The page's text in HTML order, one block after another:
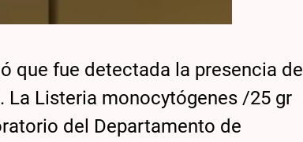
que fue detectada la presencia de
La Listeria monocytógenes /25 gr
del Departamento de